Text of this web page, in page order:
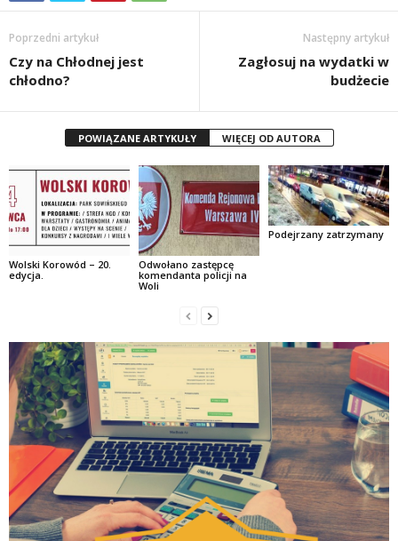
Poprzedni artykuł
Czy na Chłodnej jest
chłodno?
Następny artykuł
Zagłosuj na wydatki w
budżecie
POWIĄZANE ARTYKUŁY WIĘCEJ OD AUTORA
Wolski Korowód – 20.
edycja.
Odwołano zastępcę
komendanta policji na
Woli
Podejrzany zatrzymany